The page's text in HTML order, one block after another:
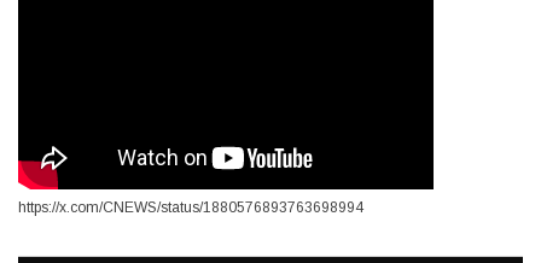
https://x.com/CNEWS/status/1880576893763698994